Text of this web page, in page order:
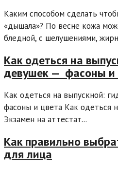
Каким способом сделать
«дышала»? По весне кожа
бледной, с шелушениями,
Как одеться на
девушек — фасоны и
Как одеться на выпускной:
фасоны и цвета Как одеться
Экзамен на аттестат...
Как правильно
для лица